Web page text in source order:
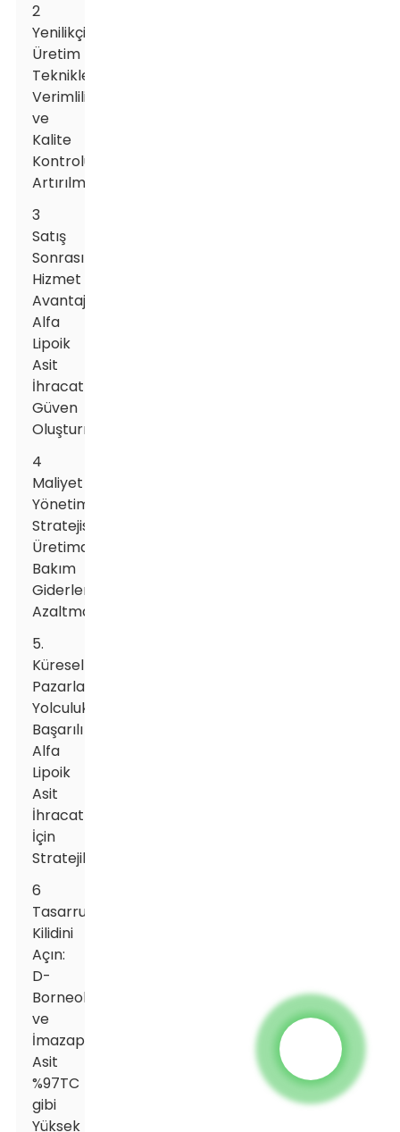
2
Yenilikçi
Üretim
Teknikleri:
Verimliliğin
ve
Kalite
Kontrolünün
Artırılması
3
Satış
Sonrası
Hizmet
Avantajı:
Alfa
Lipoik
Asit
İhracatında
Güven
Oluşturma
4
Maliyet
Yönetimi
Stratejisi:
Üretimde
Bakım
Giderlerini
Azaltmak
5.
Küresel
Pazarlarda
Yolculuk:
Başarılı
Alfa
Lipoik
Asit
İhracatı
İçin
Stratejiler
6
Tasarrufların
Kilidini
Açın:
D-
Borneol
ve
İmazapyr
Asit
%97TC
gibi
Yüksek